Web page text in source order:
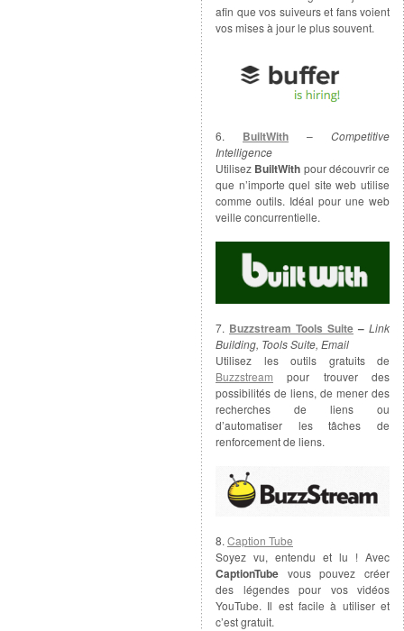
afin que vos suiveurs et fans voient
vos mises à jour le plus souvent.
6. BuiltWith – Competitive
Intelligence
Utilisez BuiltWith pour découvrir ce
que n’importe quel site web utilise
comme outils. Idéal pour une web
veille concurrentielle.
7. Buzzstream Tools Suite – Link
Building, Tools Suite, Email
Utilisez les outils gratuits de
Buzzstream pour trouver des
possibilités de liens, de mener des
recherches de liens ou
d’automatiser les tâches de
renforcement de liens.
8. Caption Tube
Soyez vu, entendu et lu ! Avec
CaptionTube vous pouvez créer
des légendes pour vos vidéos
YouTube. Il est facile à utiliser et
c’est gratuit.